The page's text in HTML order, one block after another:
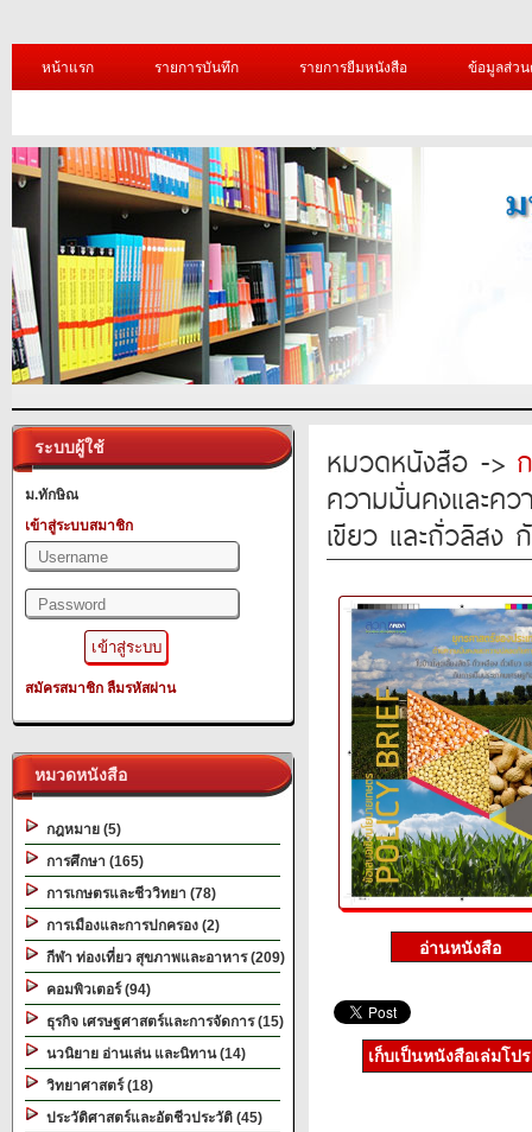
หน้าแรก รายการบันทึก รายการยืมหนังสือ ข้อมูลส่ว
ระบบผู้ใช้
ม.ทักษิณ
เข้าสู่ระบบสมาชิก
สมัครสมาชิก ลืมรหัสผ่าน
หมวดหนังสือ
กฎหมาย (5)
การศึกษา (165)
การเกษตรและชีววิทยา (78)
การเมืองและการปกครอง (2)
กีฬา ท่องเที่ยว สุขภาพและอาหาร (209)
คอมพิวเตอร์ (94)
ธุรกิจ เศรษฐศาสตร์และการจัดการ (15)
นวนิยาย อ่านเล่น และนิทาน (14)
วิทยาศาสตร์ (18)
ประวัติศาสตร์และอัตชีวประวัติ (45)
หมวดหนังสือ ->
ความมั่นคงและค
เขียว และถั่วลิสง
เก็บเป็นหนังสือเล่มโป